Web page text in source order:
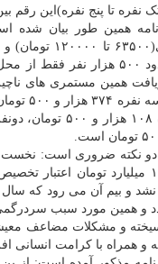
نفره تا پنج نفره)این رقم بین
و بیم آن می رود که سال
و همین مورد سبب
و مشکلات مضاعف
و همراه با کرامت انسانی